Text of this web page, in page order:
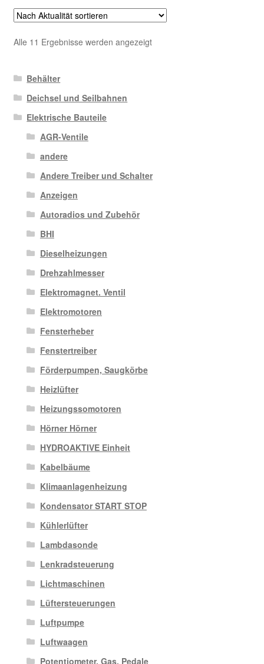
Alle 11 Ergebnisse werden angezeigtNach
Behälter
Deichsel und Seilbahnen
Elektrische Bauteile
AGR-Ventile
andere
Andere Treiber und Schalter
Anzeigen
Autoradios und Zubehör
BHI
Dieselheizungen
Drehzahlmesser
Elektromagnet. Ventil
Elektromotoren
Fensterheber
Fenstertreiber
Förderpumpen, Saugkörbe
Heizlüfter
Heizungssomotoren
Hörner Hörner
HYDROAKTIVE Einheit
Kabelbäume
Klimaanlagenheizung
Kondensator START STOP
Kühlerlüfter
Lambdasonde
Lenkradsteuerung
Lichtmaschinen
Lüftersteuerungen
Luftpumpe
Luftwaagen
Potentiometer, Gas. Pedale